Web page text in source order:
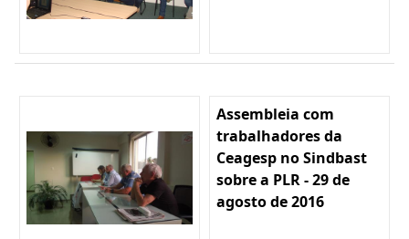
Assembleia com
trabalhadores da
Ceagesp no Sindbast
sobre a PLR - 29 de
agosto de 2016